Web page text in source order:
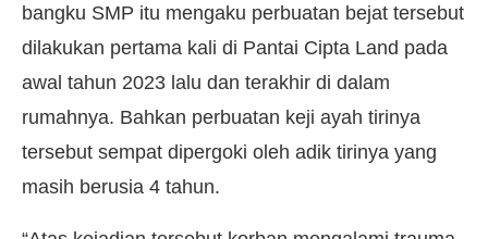
bangku SMP itu mengaku perbuatan bejat tersebut
dilakukan pertama kali di Pantai Cipta Land pada
awal tahun 2023 lalu dan terakhir di dalam
rumahnya. Bahkan perbuatan keji ayah tirinya
tersebut sempat dipergoki oleh adik tirinya yang
masih berusia 4 tahun.